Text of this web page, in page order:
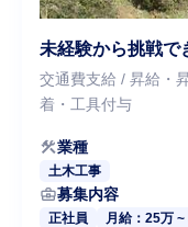
未経験から挑戦で
交通費支給 / 昇給・
着・工具付与
construction業種
土木工事
business_center募集内容
正社員 月給：25万 ~